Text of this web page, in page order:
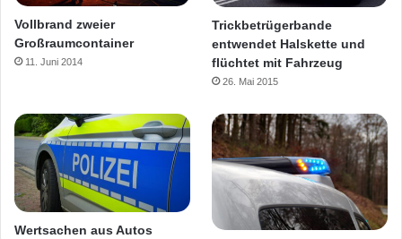
Vollbrand zweier
Großraumcontainer
11. Juni 2014
Trickbetrügerbande
entwendet Halskette und
flüchtet mit Fahrzeug
26. Mai 2015
Wertsachen aus Autos